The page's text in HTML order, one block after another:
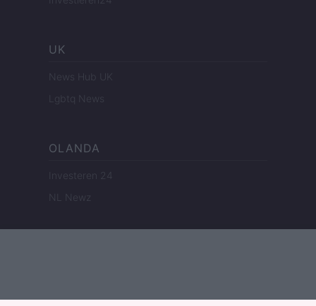
UK
News Hub UK
Lgbtq News
OLANDA
Investeren 24
NL Newz